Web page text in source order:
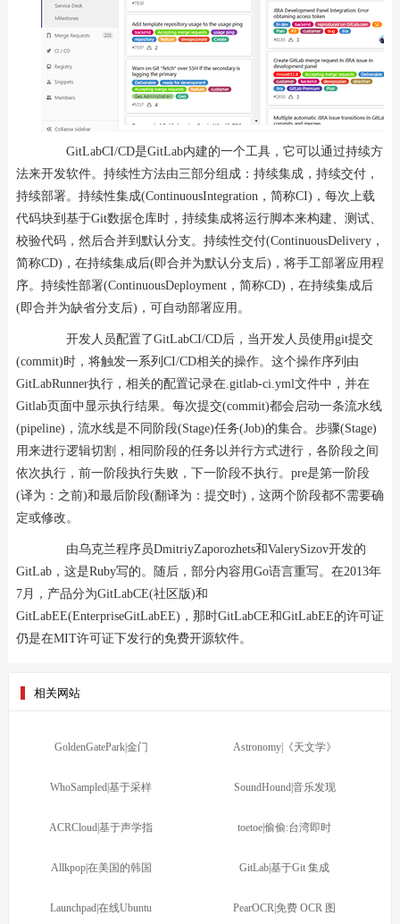
GitLabCI/CD是GitLab内建的一个工具，它可以通过持续方
法来开发软件。持续性方法由三部分组成：持续集成，持续交付，
持续部署。持续性集成(ContinuousIntegration，简称CI)，每次上载
代码块到基于Git数据仓库时，持续集成将运行脚本来构建、测试、
校验代码，然后合并到默认分支。持续性交付(ContinuousDelivery，
简称CD)，在持续集成后(即合并为默认分支后)，将手工部署应用程
序。持续性部署(ContinuousDeployment，简称CD)，在持续集成后
(即合并为缺省分支后)，可自动部署应用。
开发人员配置了GitLabCI/CD后，当开发人员使用git提交
(commit)时，将触发一系列CI/CD相关的操作。这个操作序列由
GitLabRunner执行，相关的配置记录在.gitlab-ci.yml文件中，并在
Gitlab页面中显示执行结果。每次提交(commit)都会启动一条流水线
(pipeline)，流水线是不同阶段(Stage)任务(Job)的集合。步骤(Stage)
用来进行逻辑切割，相同阶段的任务以并行方式进行，各阶段之间
依次执行，前一阶段执行失败，下一阶段不执行。pre是第一阶段
(译为：之前)和最后阶段(翻译为：提交时)，这两个阶段都不需要确
定或修改。
由乌克兰程序员DmitriyZaporozhets和ValerySizov开发的
GitLab，这是Ruby写的。随后，部分内容用Go语言重写。在2013年
7月，产品分为GitLabCE(社区版)和
GitLabEE(EnterpriseGitLabEE)，那时GitLabCE和GitLabEE的许可证
仍是在MIT许可证下发行的免费开源软件。
相关网站
GoldenGatePark|金门 Astronomy|《天文学》
WhoSampled|基于采样 SoundHound|音乐发现
ACRCloud|基于声学指 toetoe|偷偷:台湾即时
Allkpop|在美国的韩国 GitLab|基于Git 集成
Launchpad|在线Ubuntu PearOCR|免费 OCR 图